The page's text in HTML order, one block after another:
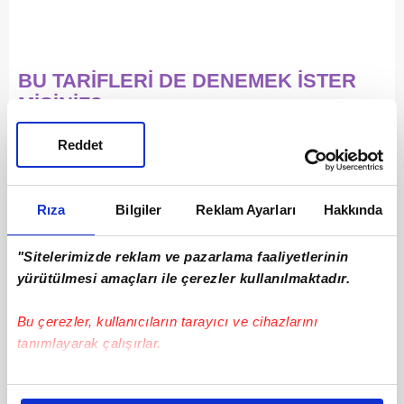
Rıza Bilgiler Reklam Ayarları Hakkında
"Sitelerimizde reklam ve pazarlama faaliyetlerinin
yürütülmesi amaçları ile çerezler kullanılmaktadır.
Bu çerezler, kullanıcıların tarayıcı ve cihazlarını
tanımlayarak çalışırlar.
Bu çerezlere izin vermeniz halinde sizlere özel
Reddet
BU TARİFLERİ DE DENEMEK İSTER
MİSİNİZ?